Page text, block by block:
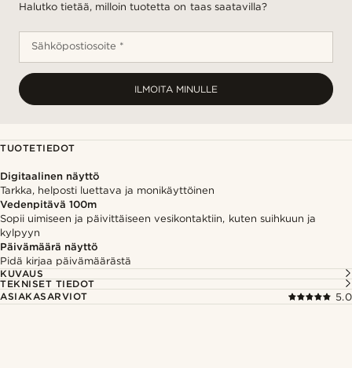
Halutko tietää, milloin tuotetta on taas saatavilla?
Sähköpostiosoite *
ILMOITA MINULLE
TUOTETIEDOT
Digitaalinen näyttö
Tarkka, helposti luettava ja monikäyttöinen
Vedenpitävä 100m
Sopii uimiseen ja päivittäiseen vesikontaktiin, kuten suihkuun ja
kylpyyn
Päivämäärä näyttö
Pidä kirjaa päivämäärästä
KUVAUS
TEKNISET TIEDOT
ASIAKASARVIOT
5.0